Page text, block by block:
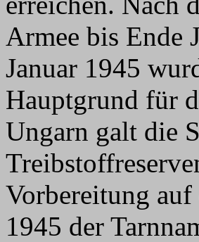
Armee bis Ende
Januar 1945
Hauptgrund für
Ungarn galt die
Vorbereitung
1945 der